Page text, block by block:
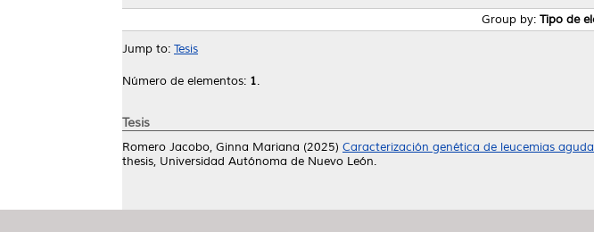
Group by: Tipo de
Jump to: Tesis
Número de elementos: 1.
Tesis
Romero Jacobo, Ginna Mariana (2025) Caracterización genética de leucemias
thesis, Universidad Autónoma de Nuevo León.